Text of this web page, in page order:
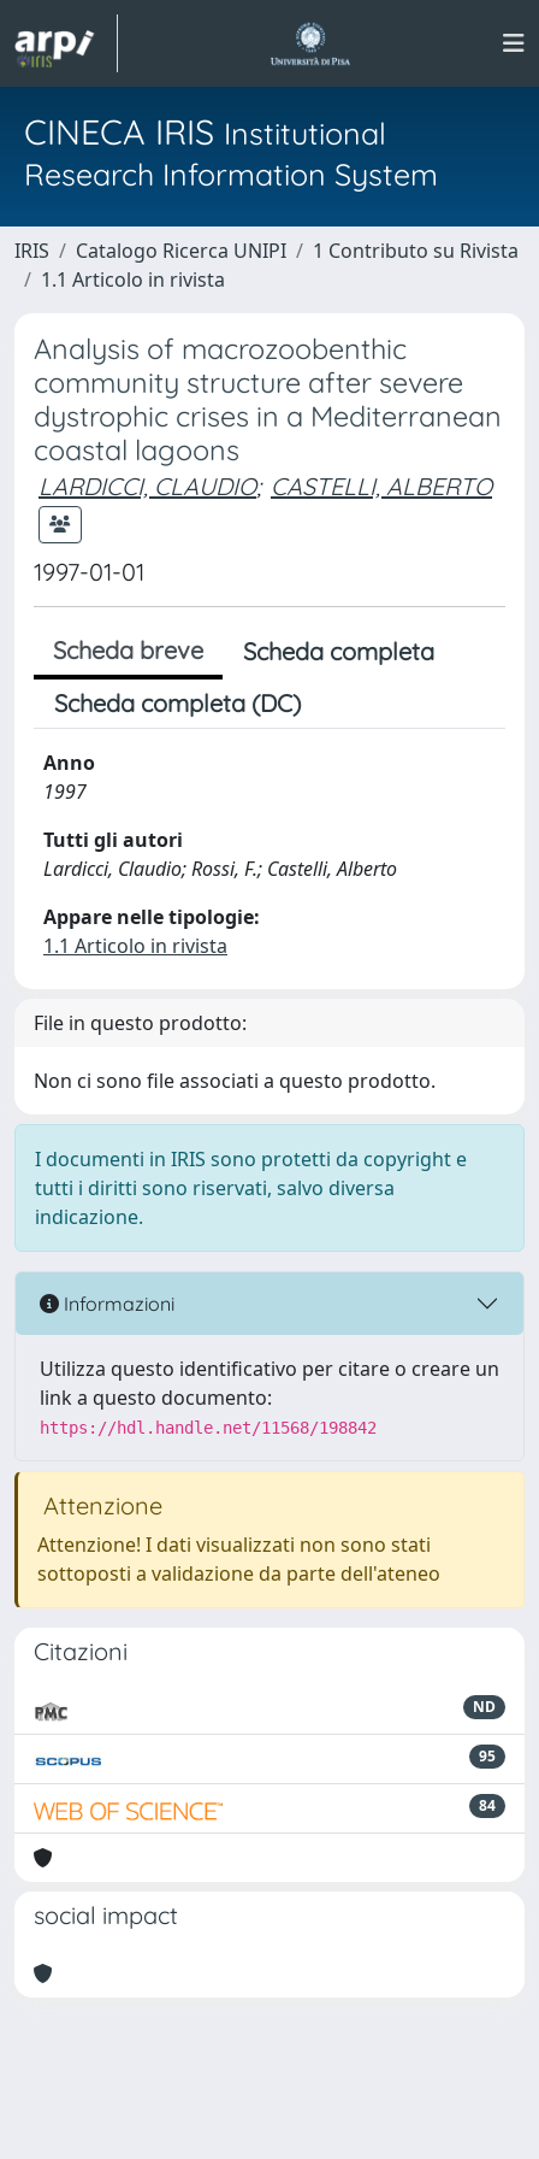
CINECA IRIS Institutional
Research Information System
IRIS Catalogo Ricerca UNIPI
1 Contributo su Rivista
1.1 Articolo in rivista
Analysis of macrozoobenthic
community structure after severe
dystrophic crises in a Mediterranean
coastal lagoons
LARDICCI, CLAUDIO; CASTELLI, ALBERTO
1997-01-01
Scheda breve
Scheda completa
Scheda completa (DC)
Anno
1997
Tutti gli autori
Lardicci, Claudio; Rossi, F.; Castelli, Alberto
Appare nelle tipologie:
1.1 Articolo in rivista
File in questo prodotto:
Non ci sono file associati a questo prodotto.
I documenti in IRIS sono protetti da copyright e
tutti i diritti sono riservati, salvo diversa
indicazione.
Informazioni
Utilizza questo identificativo per citare o creare un
link a questo documento:
https://hdl.handle.net/11568/198842
Attenzione
Attenzione! I dati visualizzati non sono stati
sottoposti a validazione da parte dell'ateneo
Citazioni
ND
95
84
social impact